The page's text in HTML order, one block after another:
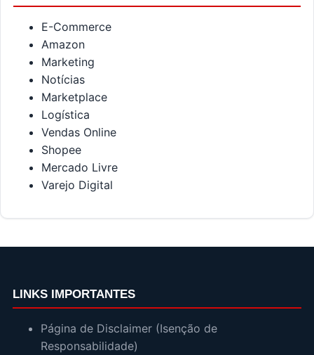
E-Commerce
Amazon
Marketing
Notícias
Marketplace
Logística
Vendas Online
Shopee
Mercado Livre
Varejo Digital
LINKS IMPORTANTES
Página de Disclaimer (Isenção de
Responsabilidade)